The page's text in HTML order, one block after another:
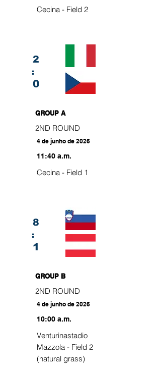
Cecina - Field 2
2
:
0
GROUP A
4 de junho de 2026
11:40 a.m.
Cecina - Field 1
2ND ROUND
8
:
1
GROUP B
4 de junho de 2026
10:00 a.m.
Venturinastadio
Mazzola - Field 2
(natural grass)
2ND ROUND